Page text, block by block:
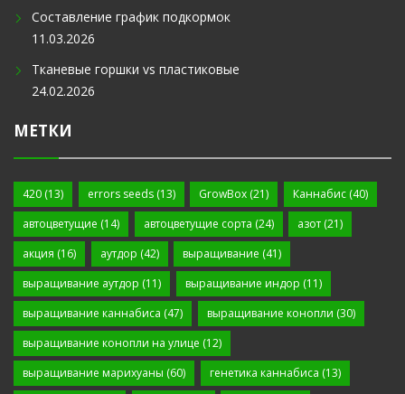
Составление график подкормок
11.03.2026
Тканевые горшки vs пластиковые
24.02.2026
МЕТКИ
420 (13) errors seeds(13) GrowBox (21) Каннабис(40)
автоцветущие (14) автоцветущие сорта (24) азот (21)
акция (16) аутдор (42) выращивание (41)
выращивание аутдор (11) выращивание индор (11)
выращивание каннабиса (47) выращивание конопли (30)
выращивание конопли на улице (12)
выращивание марихуаны (60) генетика каннабиса (13)